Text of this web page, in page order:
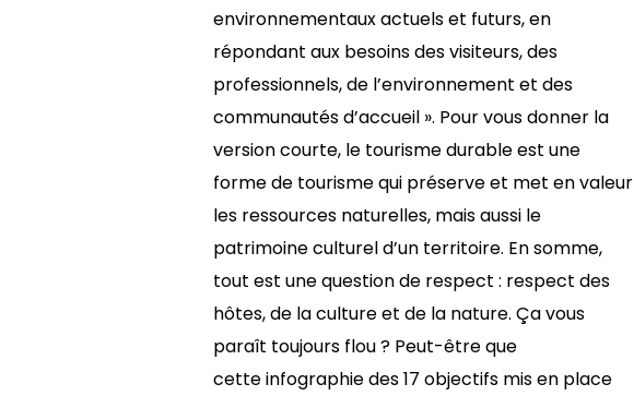
environnementaux actuels et futurs, en
répondant aux besoins des visiteurs, des
professionnels, de l’environnement et des
communautés d’accueil ». Pour vous donner la
version courte, le tourisme durable est une
forme de tourisme qui préserve et met en valeur
les ressources naturelles, mais aussi le
patrimoine culturel d’un territoire. En somme,
tout est une question de respect : respect des
hôtes, de la culture et de la nature. Ça vous
paraît toujours flou ? Peut-être que
cette infographie des 17 objectifs mis en place